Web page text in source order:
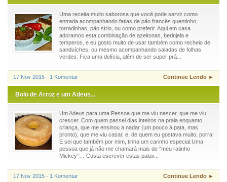
Uma receita muito saborosa que você pode servir como
entrada acompanhando fatias de pão francês quentinho,
torradinhas, pão sírio, ou como preferir. Aqui em casa
adoramos esta combinação de azeitonas, berinjela e
temperos, e eu gosto muito de usar também como recheio de
sanduíches, ou mesmo acompanhando saladas de folhas
verdes. Fica uma delícia, além de ser super prá...
17 Nov 2015 - 1 Komentar Continue Lendo ►
Bolo de Arroz e um Adeus...
Um Adeus para uma Pessoa que me viu nascer, que me viu
crescer. Com quem passei dias inteiros na praia enquanto
criança, que me ensinou a nadar (um pouco à pata, mas
pronto), que me viu casar, e, de quem eu gostava muito, porra!
E sei que também por mim, tinha um carinho especial.Uma
pessoa que já não me chamará mais de “meu ratinho
Mickey”… Custa escrever estas palav...
17 Nov 2015 - 1 Komentar Continue Lendo ►